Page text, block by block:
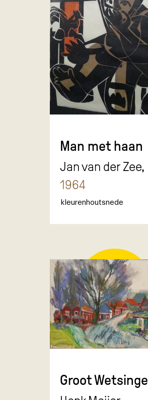
Man met haan
Jan van der Zee,
1964
kleurenhoutsnede
Groot Wetsinge